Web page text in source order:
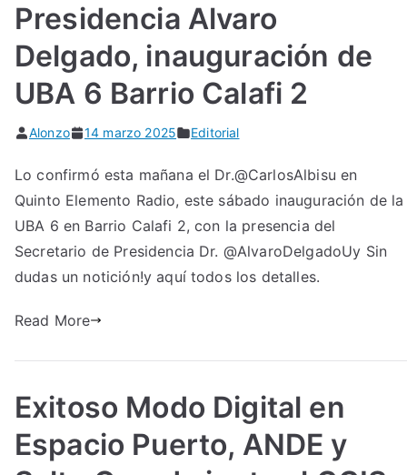
Presidencia Alvaro
Delgado, inauguración de
UBA 6 Barrio Calafi 2
Alonzo 14 marzo 2025 Editorial
Lo confirmó esta mañana el Dr.@CarlosAlbisu en
Quinto Elemento Radio, este sábado inauguración de la
UBA 6 en Barrio Calafi 2, con la presencia del
Secretario de Presidencia Dr. @AlvaroDelgadoUy Sin
dudas un notición!y aquí todos los detalles.
Read More
Exitoso Modo Digital en
Espacio Puerto, ANDE y